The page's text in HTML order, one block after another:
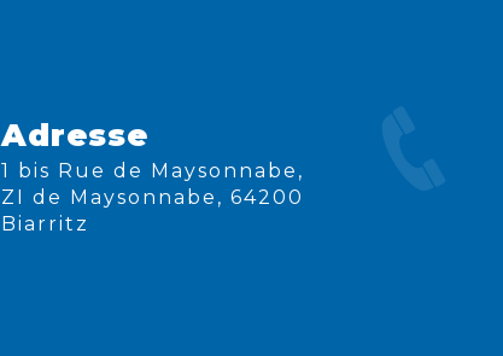
Adresse
1 bis Rue de Maysonnabe,
ZI de Maysonnabe, 64200
Biarritz